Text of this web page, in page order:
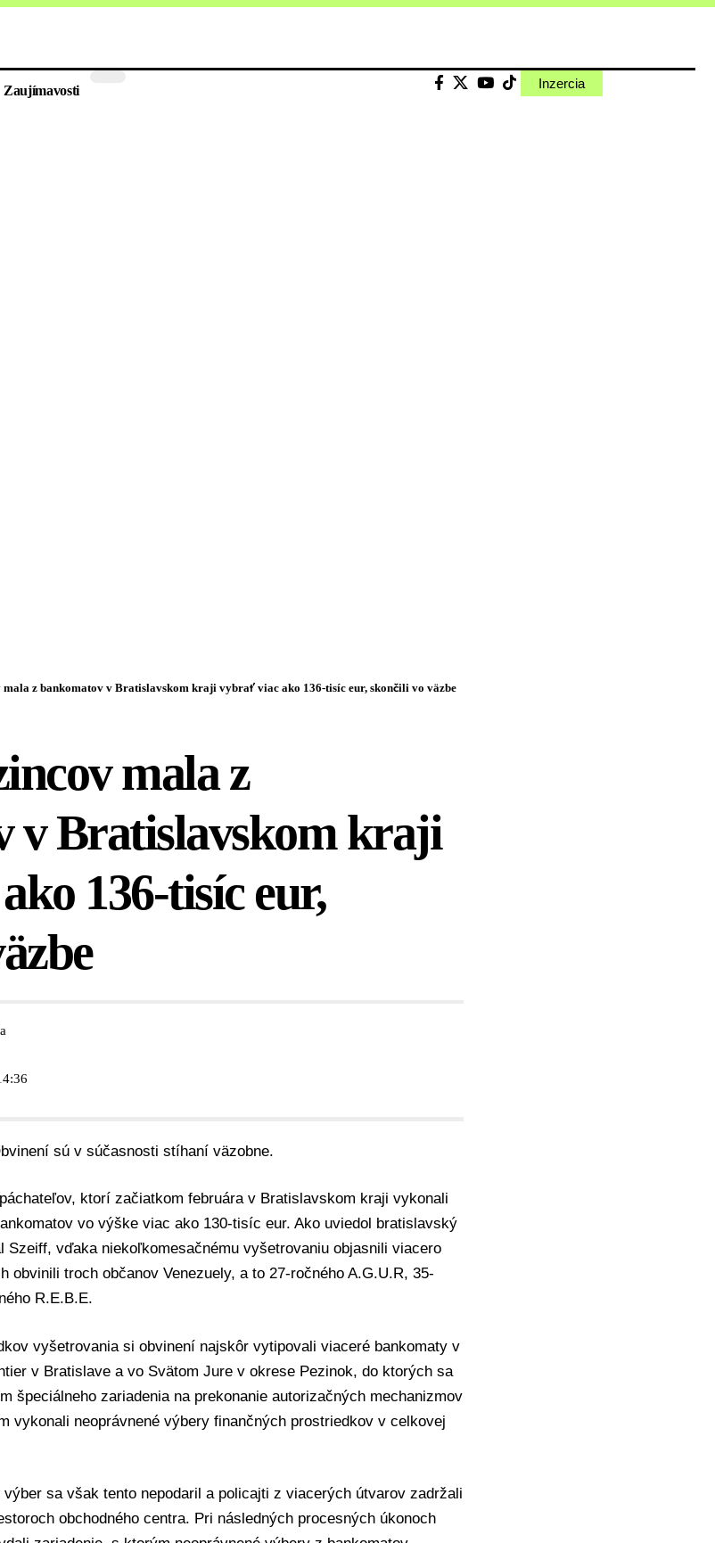
Zaujímavosti Inzercia
z bankomatov v Bratislavskom kraji vybrať viac ako 136-tisíc eur, skončili vo väzbe
mala z
v Bratislavskom kraji
136-tisíc eur,
sú v súčasnosti stíhaní väzobne.
ktorí začiatkom februára v Bratislavskom kraji vykonali
vo výške viac ako 130-tisíc eur. Ako uviedol bratislavský
Szeiff, vďaka niekoľkomesačnému vyšetrovaniu objasnili viacero
obvinili troch občanov Venezuely, a to 27-ročného A.G.U.R, 35-
R.E.B.E.
vyšetrovania si obvinení najskôr vytipovali viaceré bankomaty v
v Bratislave a vo Svätom Jure v okrese Pezinok, do ktorých sa
špeciálneho zariadenia na prekonanie autorizačných mechanizmov
vykonali neoprávnené výbery finančných prostriedkov v celkovej
výber sa však tento nepodaril a policajti z viacerých útvarov zadržali
obchodného centra. Pri následných procesných úkonoch